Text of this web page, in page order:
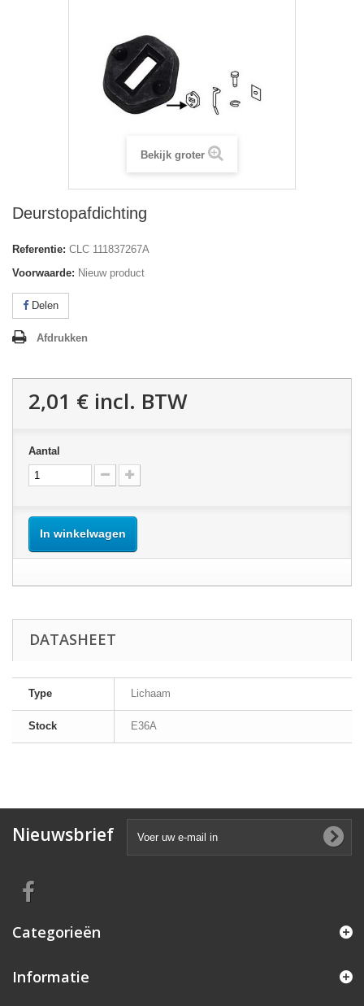
Bekijk groter
Deurstopafdichting
Referentie: CLC 111837267A
Voorwaarde: Nieuw product
Delen
Afdrukken
2,01 € incl. BTW
Aantal
In winkelwagen
DATASHEET
Type Lichaam
Stock E36A
Nieuwsbrief
Categorieën
Informatie